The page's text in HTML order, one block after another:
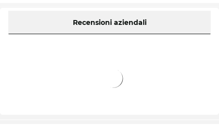
Recensioni aziendali